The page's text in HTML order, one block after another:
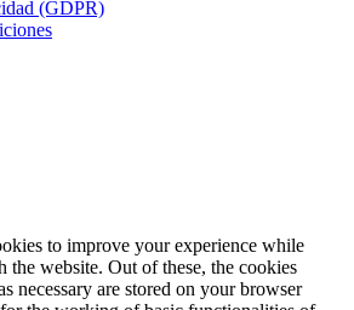
(GDPR)
to improve your experience while
the website. Out of these, the cookies
necessary are stored on your browser